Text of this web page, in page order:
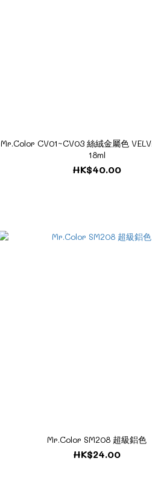
Mr.Color CV01~CV03 絲絨金屬色
18ml
HK$40.00
Mr.Color SM208 超級鋁色
HK$24.00